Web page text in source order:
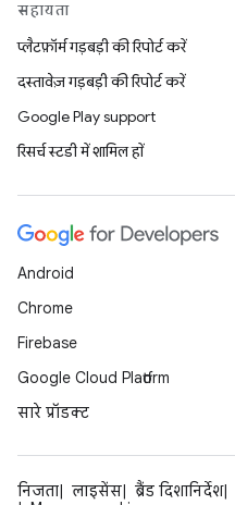
सहायता
प्लैटफ़ॉर्म गड़बड़ी की रिपोर्ट करें
दस्तावेज़ गड़बड़ी की रिपोर्ट करें
Google Play support
रिसर्च स्टडी में शामिल हों
Android
Chrome
Firebase
Google Cloud Platform
सारे प्रॉडक्ट
निजता लाइसेंस ब्रैंड दिशानिर्देश